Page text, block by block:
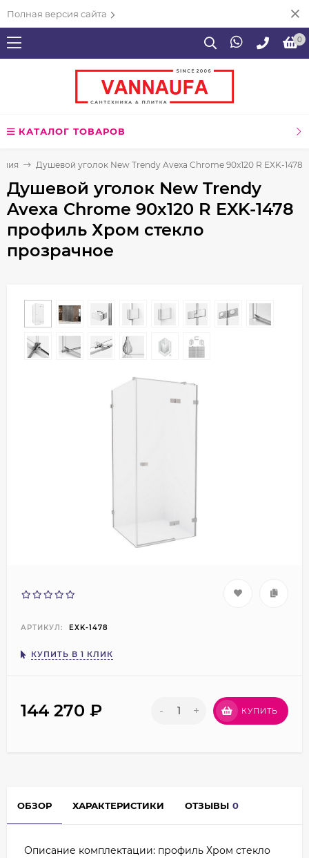
Полная версия сайта
0
КАТАЛОГ ТОВАРОВ
Душевой уголок New Trendy Avexa Chrome 90х120 R EXK-
Душевой уголок New Trendy
Avexa Chrome 90х120 R EXK-1478
профиль Хром стекло
прозрачное
АРТИКУЛ: EXK-1478
КУПИТЬ В 1 КЛИК
144 270 ₽ - + КУПИТЬ
ОБЗОР ХАРАКТЕРИСТИКИ ОТЗЫВЫ 0
Описание комплектации: профиль Хром стекло